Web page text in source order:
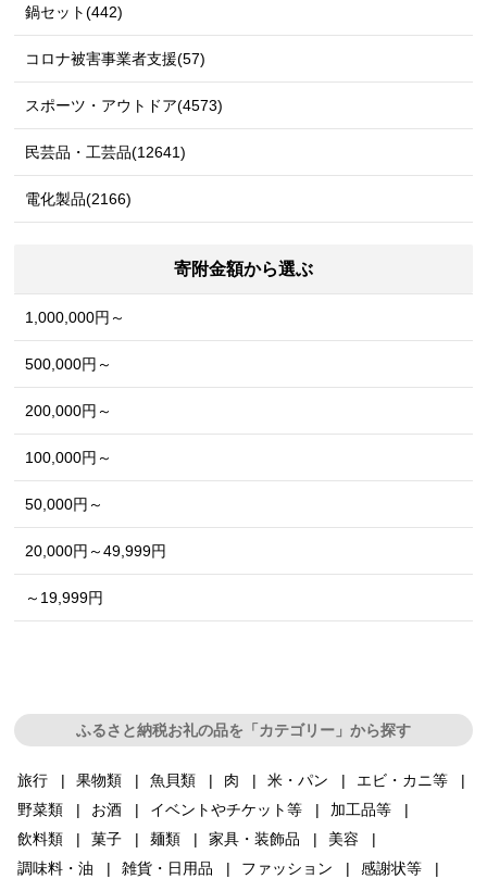
鍋セット(442)
コロナ被害事業者支援(57)
スポーツ・アウトドア(4573)
民芸品・工芸品(12641)
電化製品(2166)
寄附金額から選ぶ
1,000,000円～
500,000円～
200,000円～
100,000円～
50,000円～
20,000円～49,999円
～19,999円
ふるさと納税お礼の品を「カテゴリー」から探す
旅行 果物類 魚貝類 肉 米・パン
エビ・カニ等
野菜類
お酒 イベントやチケット等
加工品等
飲料類
菓子 麺類 家具・装飾品
美容
調味料・油
雑貨・日用品 ファッション
感謝状等